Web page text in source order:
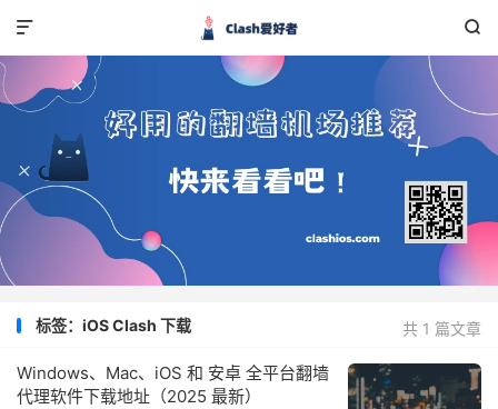


共 1 篇文章
标签：iOS Clash 下载
Windows、Mac、iOS 和 安卓 全平台翻墙
代理软件下载地址（2025 最新）